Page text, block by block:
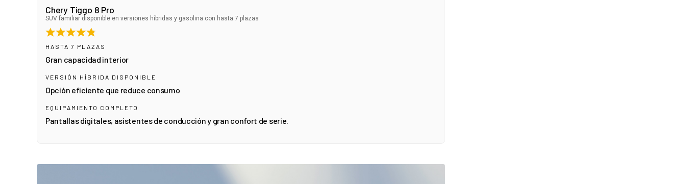
Chery Tiggo 8 Pro
SUV familiar disponible en versiones híbridas y gasolina con hasta 7 plazas
HASTA 7 PLAZAS
Gran capacidad interior
VERSIÓN HÍBRIDA DISPONIBLE
Opción eficiente que reduce consumo
EQUIPAMIENTO COMPLETO
Pantallas digitales, asistentes de conducción y gran confort de serie.